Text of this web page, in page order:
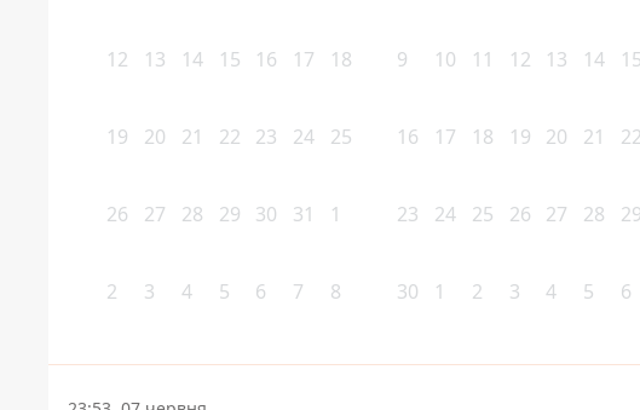
12 13 14 15 16 17 18
19 20 21 22 23 24 25
26 27 28 29 30 31 1
2 3 4 5 6 7 8
9 10 11 12 13 14 15
16 17 18 19 20 21 22
23 24 25 26 27 28 29
30 1 2 3 4 5 6